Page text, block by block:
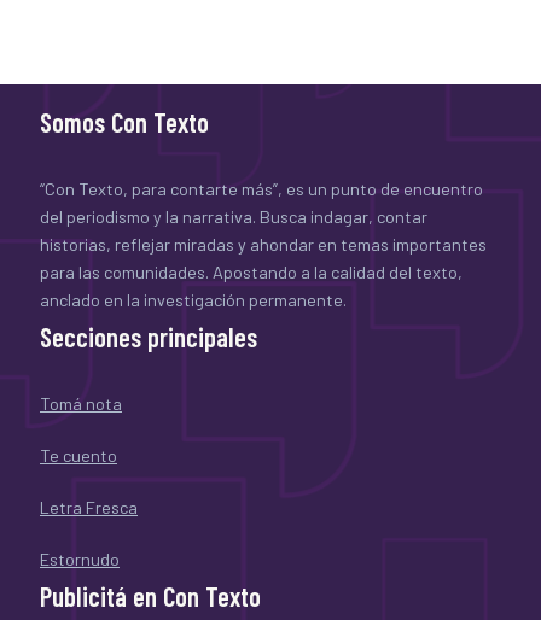
Somos Con Texto
“Con Texto, para contarte más”, es un punto de encuentro
del periodismo y la narrativa. Busca indagar, contar
historias, reflejar miradas y ahondar en temas importantes
para las comunidades. Apostando a la calidad del texto,
anclado en la investigación permanente.
Secciones principales
Tomá nota
Te cuento
Letra Fresca
Estornudo
Publicitá en Con Texto